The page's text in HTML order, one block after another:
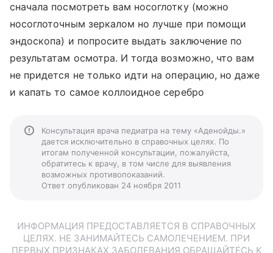
сначала посмотреть вам носоглотку (можно
носоглоточным зеркалом но лучше при помощи
эндоскопа) и попросите выдать заключение по
результатам осмотра. И тогда возможно, что вам
не придется не только идти на операцию, но даже
и капать то самое коллоидное серебро
Консультация врача педиатра на тему «Аденойды.»
дается исключительно в справочных целях. По
итогам полученной консультации, пожалуйста,
обратитесь к врачу, в том числе для выявления
возможных противопоказаний.
Ответ опубликован 24 ноября 2011
ИНФОРМАЦИЯ ПРЕДОСТАВЛЯЕТСЯ В СПРАВОЧНЫХ
ЦЕЛЯХ. НЕ ЗАНИМАЙТЕСЬ САМОЛЕЧЕНИЕМ. ПРИ
ПЕРВЫХ ПРИЗНАКАХ ЗАБОЛЕВАНИЯ ОБРАЩАЙТЕСЬ К